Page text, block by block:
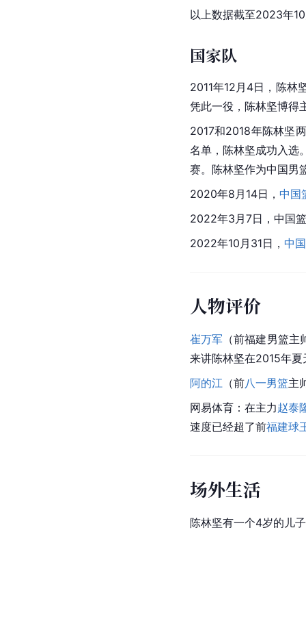
以上数据截至2023年
国家队
2011年12月4日，陈林
凭此一役，陈林坚博得
2017和2018年陈林坚
名单，陈林坚成功入选
赛。陈林坚作为中国男
2020年8月14日， 中国
2022年3月7日， 中国
2022年10月31日， 中
人物评价
崔万军 （前福建男篮
来讲陈林坚在2015年
阿的江 （前八一男篮主
网易体育：在主力赵泰
速度已经超了前福建球
场外生活
陈林坚有一个4岁的儿